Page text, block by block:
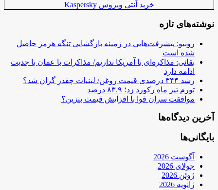
خرید آنتی ویروس Kaspersky
نوشته‌های تازه
روبیو: پیشرفت‌هایی در زمینه بازگشایی تنگه هرمز حاصل
شده است
بقائی: مذاکره‌ای با آمریکا نداریم/ مذاکرات با عمان با جدیت
ادامه دارد
رشد ۳۴۴ درصدی قیمت روغن/ لبنیات چقدر گران شد؟
تورم تیر ماه رکورد زد؛ ۸۳.۹ درصد
موافقت سران قوا با افزایش قیمت بنزین؟
آخرین دیدگاه‌ها
بایگانی‌ها
آگوست 2026
جولای 2026
ژوئن 2026
ژانویه 2026